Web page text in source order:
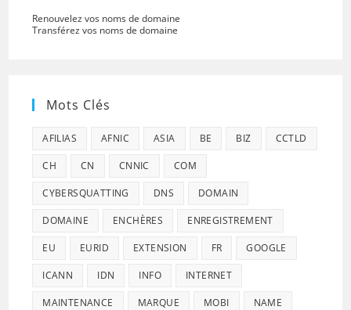
Renouvelez vos noms de domaine
Transférez vos noms de domaine
Mots Clés
AFILIAS AFNIC ASIA BE BIZ CCTLD
CH CN CNNIC COM
CYBERSQUATTING DNS DOMAIN
DOMAINE ENCHÈRES ENREGISTREMENT
EU EURID EXTENSION FR GOOGLE
ICANN IDN INFO INTERNET
MAINTENANCE MARQUE MOBI NAME